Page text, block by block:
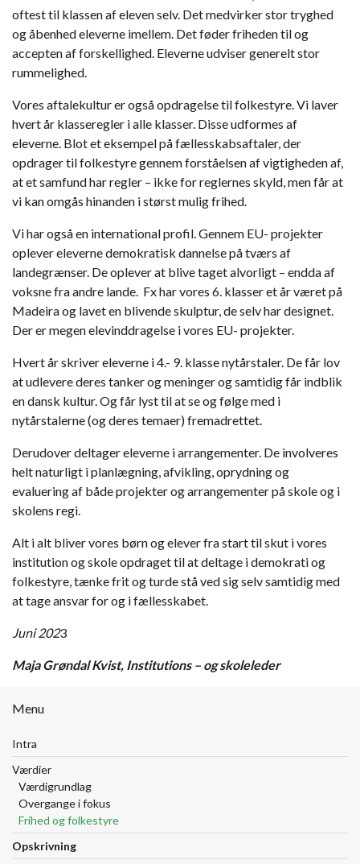
Menu
Intra
Værdier
Værdigrundlag
Overgange i fokus
Frihed og folkestyre
Opskrivning
oftest til klassen af eleven selv. Det medvirker stor tryghed
og åbenhed eleverne imellem. Det føder friheden til og
accepten af forskellighed. Eleverne udviser generelt stor
rummelighed.
Vores aftalekultur er også opdragelse til folkestyre. Vi laver
hvert år klasseregler i alle klasser. Disse udformes af
eleverne. Blot et eksempel på fællesskabsaftaler, der
opdrager til folkestyre gennem forståelsen af vigtigheden af,
at et samfund har regler – ikke for reglernes skyld, men får at
vi kan omgås hinanden i størst mulig frihed.
Vi har også en international profil. Gennem EU- projekter
oplever eleverne demokratisk dannelse på tværs af
landegrænser. De oplever at blive taget alvorligt – endda af
voksne fra andre lande. Fx har vores 6. klasser et år været på
Madeira og lavet en blivende skulptur, de selv har designet.
Der er megen elevinddragelse i vores EU- projekter.
Hvert år skriver eleverne i 4.- 9. klasse nytårstaler. De får lov
at udlevere deres tanker og meninger og samtidig får indblik
en dansk kultur. Og får lyst til at se og følge med i
nytårstalerne (og deres temaer) fremadrettet.
Derudover deltager eleverne i arrangementer. De involveres
helt naturligt i planlægning, afvikling, oprydning og
evaluering af både projekter og arrangementer på skole og i
skolens regi.
Alt i alt bliver vores børn og elever fra start til skut i vores
institution og skole opdraget til at deltage i demokrati og
folkestyre, tænke frit og turde stå ved sig selv samtidig med
at tage ansvar for og i fællesskabet.
Juni 2023
Maja Grøndal Kvist, Institutions – og skoleleder